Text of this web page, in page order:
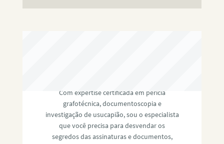
Com expertise certificada em perícia
grafotécnica, documentoscopia e
investigação de usucapião, sou o especialista
que você precisa para desvendar os
segredos das assinaturas e documentos,